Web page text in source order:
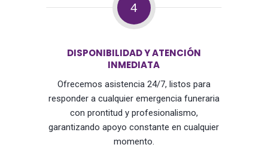
4
DISPONIBILIDAD Y ATENCIÓN
INMEDIATA
Ofrecemos asistencia 24/7, listos para
responder a cualquier emergencia funeraria
con prontitud y profesionalismo,
garantizando apoyo constante en cualquier
momento.